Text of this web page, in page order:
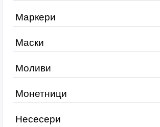
Маркери
Маски
Моливи
Монетници
Несесери